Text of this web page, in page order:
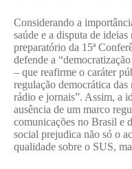
Considerando a
saúde e a disputa de
preparatório da 15ª
defende a
– que reafirme o caráter
regulação democrática
rádio e jornais”. Assim, a
ausência de um marco
comunicações no Brasil e
social prejudica não só o
qualidade sobre o SUS,